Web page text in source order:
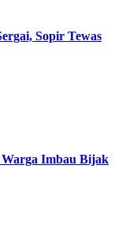
Sopir Tewas
Imbau Bijak